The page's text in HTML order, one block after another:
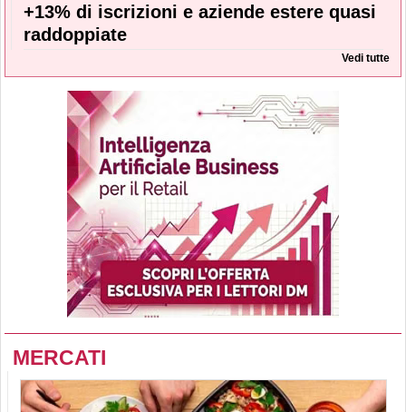
+13% di iscrizioni e aziende estere quasi
raddoppiate
Vedi tutte
MERCATI